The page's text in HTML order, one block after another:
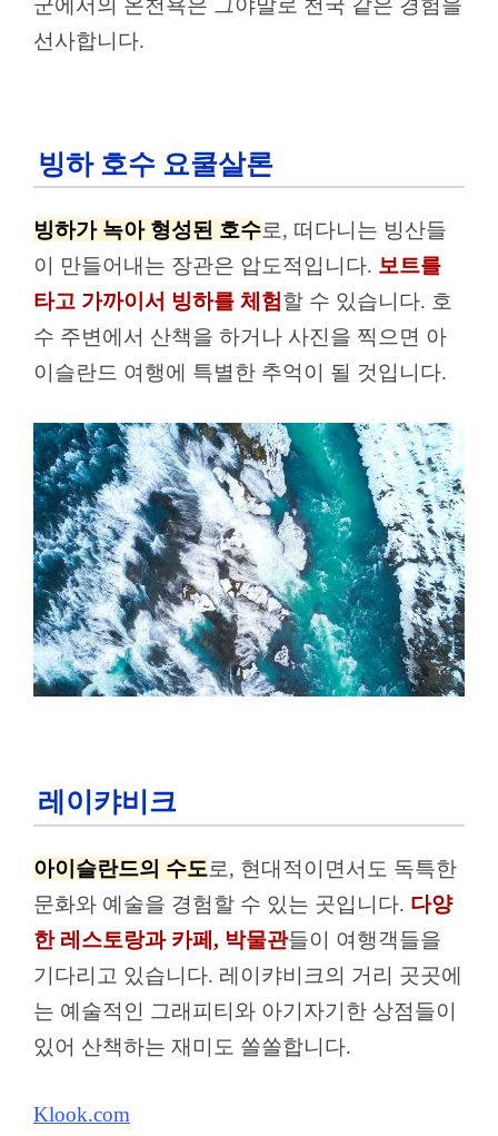
선사합니다.
빙하 호수 요쿨살론
빙하가 녹아 형성된 호수로, 떠다니는 빙산들
이 만들어내는 장관은 압도적입니다. 보트를
타고 가까이서 빙하를 체험할 수 있습니다. 호
수 주변에서 산책을 하거나 사진을 찍으면 아
이슬란드 여행에 특별한 추억이 될 것입니다.
레이캬비크
아이슬란드의 수도로, 현대적이면서도 독특한
문화와 예술을 경험할 수 있는 곳입니다. 다양
한 레스토랑과 카페, 박물관들이 여행객들을
기다리고 있습니다. 레이캬비크의 거리 곳곳에
는 예술적인 그래피티와 아기자기한 상점들이
있어 산책하는 재미도 쏠쏠합니다.
Klook.com